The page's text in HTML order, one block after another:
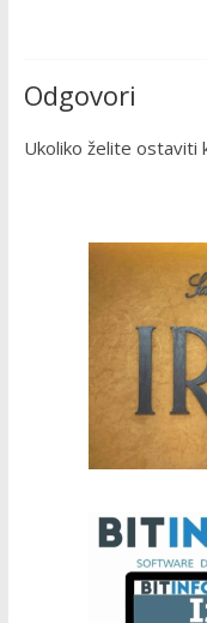
Odgovori
Ukoliko želite ostaviti